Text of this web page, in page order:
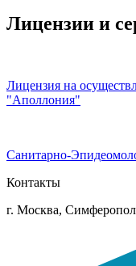
Лицензии и
Лицензия на
"Аполлония"
Санитарно-
Контакты
г. Москва,